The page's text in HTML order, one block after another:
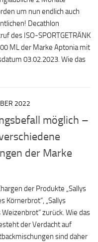
um nun endlich auch
Decathlon
des ISO-SPORTGETRÄNK
ML der Marke Aptonia mit
03.02.2023. Wie das
2022
möglich –
der Marke
der Produkte „Sallys
Körnerbrot“, „Sallys
zurück. Wie das
der Verdacht auf
sind daher